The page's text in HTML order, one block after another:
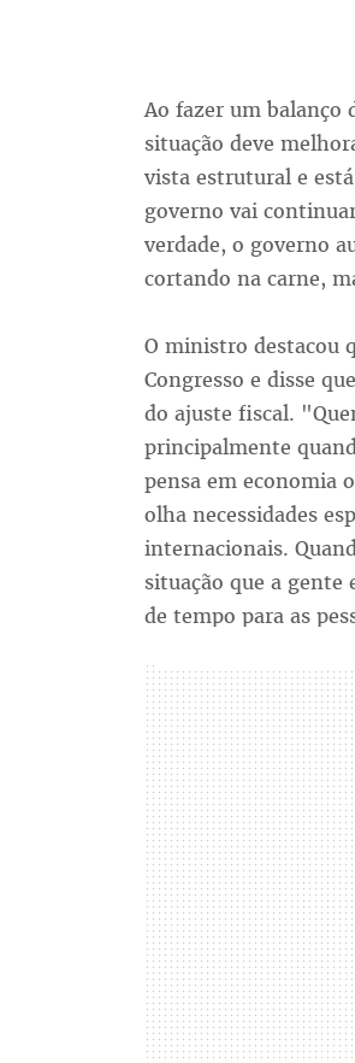
Ao fazer um balanço
situação deve
vista estrutural e
governo vai
verdade, o governo
cortando na carne,
O ministro destacou
Congresso e disse
do ajuste fiscal.
principalmente
pensa em economia
olha necessidades
internacionais.
situação que a gente
de tempo para as